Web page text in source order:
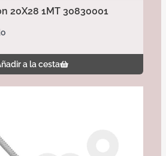
20X28 1MT 30830001
a la cesta